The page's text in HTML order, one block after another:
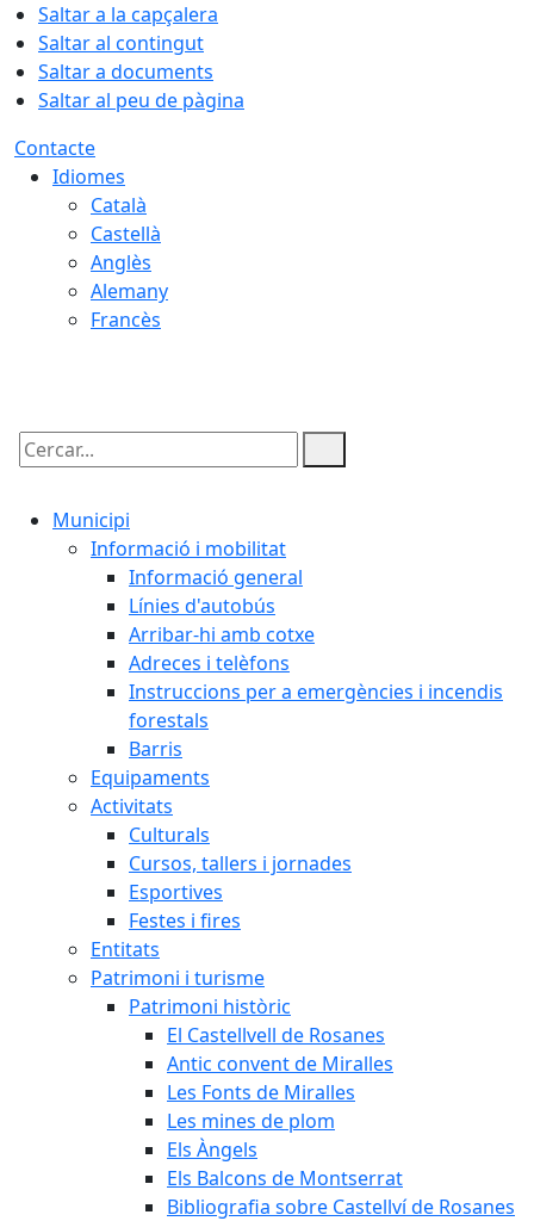
Saltar a la capçalera
Saltar al contingut
Saltar a documents
Saltar al peu de pàgina
Contacte
Idiomes
Català
Castellà
Anglès
Alemany
Francès
Cercar:
Municipi
Informació i mobilitat
Informació general
Línies d'autobús
Arribar-hi amb cotxe
Adreces i telèfons
Instruccions per a emergències i incendis
forestals
Barris
Equipaments
Activitats
Culturals
Cursos, tallers i jornades
Esportives
Festes i fires
Entitats
Patrimoni i turisme
Patrimoni històric
El Castellvell de Rosanes
Antic convent de Miralles
Les Fonts de Miralles
Les mines de plom
Els Àngels
Els Balcons de Montserrat
Bibliografia sobre Castellví de Rosanes